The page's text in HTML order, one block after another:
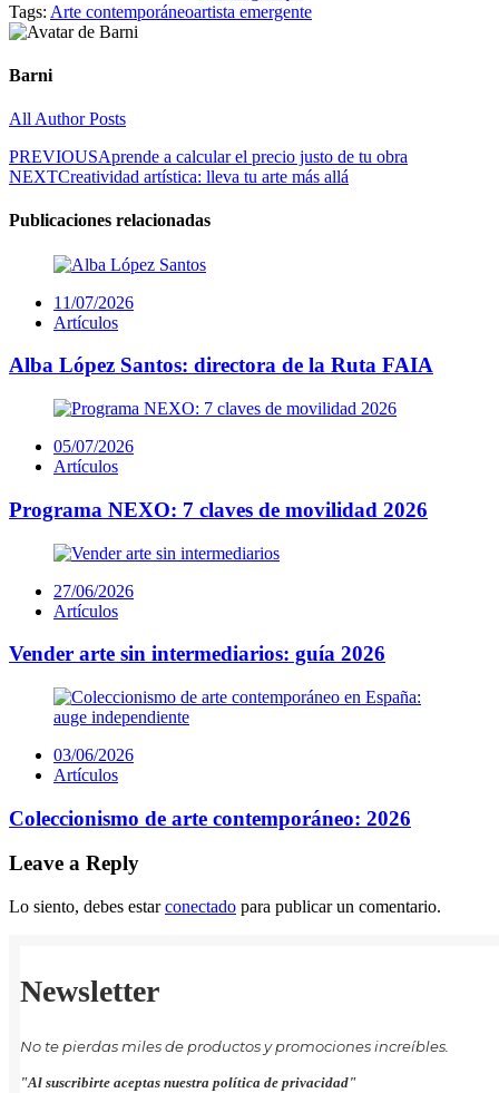
Tags: Arte contemporáneoartista emergente
Barni
All Author Posts
Post
navigation
PREVIOUSAprende a calcular el precio justo de tu obra
NEXTCreatividad artística: lleva tu arte más allá
Publicaciones relacionadas
Posted
on
11/07/2026
Artículos
Alba López Santos: directora de la Ruta FAIA
Posted
on
05/07/2026
Artículos
Programa NEXO: 7 claves de movilidad 2026
Posted
on
27/06/2026
Artículos
Vender arte sin intermediarios: guía 2026
Posted
on
03/06/2026
Artículos
Coleccionismo de arte contemporáneo: 2026
Leave a Reply
Lo siento, debes estarconectado para publicar un comentario.
Newsletter
No te pierdas miles de productos y promociones increíbles.
"Al suscribirte aceptas nuestra política de privacidad"